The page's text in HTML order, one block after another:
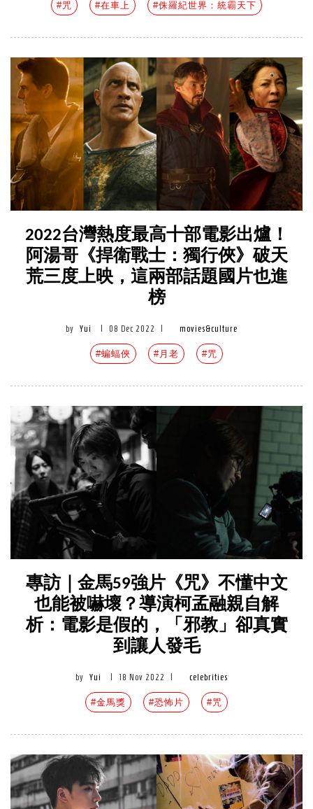
#咒 #在車上 #侏羅紀世界：統霸天下
2022台灣熱度最高十部電影出爐！
阿湯哥《捍衛戰士：獨行俠》破天
荒三度上映，這兩部話題國片也進
榜
by Yui 08 Dec 2022 movies&culture
#蝙蝠俠 #月老 #咒
專訪｜金馬59強片《咒》不懂中文
也能被嚇壞？導演柯孟融親自解
析：電影是假的，「邪教」卻真實
到讓人發毛
by Yui 18 Nov 2022 celebrities
#金馬獎 #恐怖片 #咒